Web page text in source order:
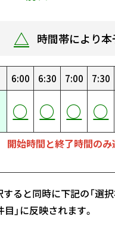
△ 時間帯により本
22:00
○
22:30
○
23:00
○ ○
14:00
○
14:30
○
15:00
○
15:30
○
6:00
○
6:30
○
7:00
○
7:30
○
開始時間と終了時間のみ
と同時に下記の「選択
」に反映されます。